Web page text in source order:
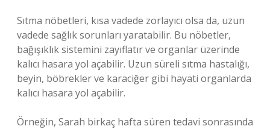
Sıtma nöbetleri, kısa vadede zorlayıcı olsa da, uzun
vadede sağlık sorunları yaratabilir. Bu nöbetler,
bağışıklık sistemini zayıflatır ve organlar üzerinde
kalıcı hasara yol açabilir. Uzun süreli sıtma hastalığı,
beyin, böbrekler ve karaciğer gibi hayati organlarda
kalıcı hasara yol açabilir.
Örneğin, Sarah birkaç hafta süren tedavi sonrasında